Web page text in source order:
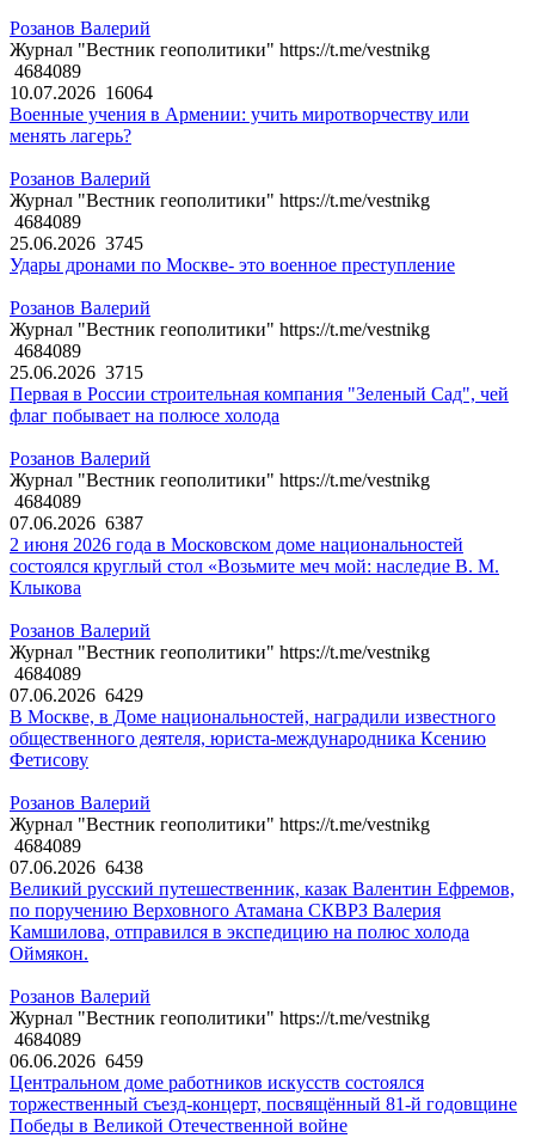
Розанов Валерий
Журнал "Вестник геополитики" https://t.me/vestnikg
4684089
10.07.2026 16064
Военные учения в Армении: учить миротворчеству или
менять лагерь?
Розанов Валерий
Журнал "Вестник геополитики" https://t.me/vestnikg
4684089
25.06.2026 3745
Удары дронами по Москве- это военное преступление
Розанов Валерий
Журнал "Вестник геополитики" https://t.me/vestnikg
4684089
25.06.2026 3715
Первая в России строительная компания "Зеленый Сад", чей
флаг побывает на полюсе холода
Розанов Валерий
Журнал "Вестник геополитики" https://t.me/vestnikg
4684089
07.06.2026 6387
2 июня 2026 года в Московском доме национальностей
состоялся круглый стол «Возьмите меч мой: наследие В. М.
Клыкова
Розанов Валерий
Журнал "Вестник геополитики" https://t.me/vestnikg
4684089
07.06.2026 6429
В Москве, в Доме национальностей, наградили известного
общественного деятеля, юриста-международника Ксению
Фетисову
Розанов Валерий
Журнал "Вестник геополитики" https://t.me/vestnikg
4684089
07.06.2026 6438
Великий русский путешественник, казак Валентин Ефремов,
по поручению Верховного Атамана СКВРЗ Валерия
Камшилова, отправился в экспедицию на полюс холода
Оймякон.
Розанов Валерий
Журнал "Вестник геополитики" https://t.me/vestnikg
4684089
06.06.2026 6459
Центральном доме работников искусств состоялся
торжественный съезд-концерт, посвящённый 81-й годовщине
Победы в Великой Отечественной войне